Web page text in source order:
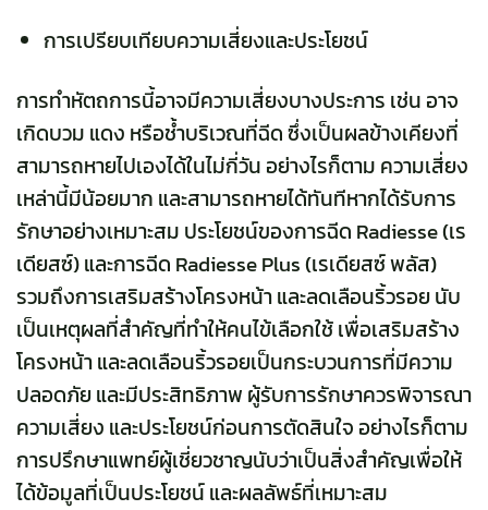
การเปรียบเทียบความเสี่ยงและประโยชน์
การทำหัตถการนี้อาจมีความเสี่ยงบางประการ เช่น อาจ
เกิดบวม แดง หรือช้ำบริเวณที่ฉีด ซึ่งเป็นผลข้างเคียงที่
สามารถหายไปเองได้ในไม่กี่วัน อย่างไรก็ตาม ความเสี่ยง
เหล่านี้มีน้อยมาก และสามารถหายได้ทันทีหากได้รับการ
รักษาอย่างเหมาะสม ประโยชน์ของการฉีด Radiesse (เร
เดียสซ์)และการฉีด Radiesse Plus (เรเดียสซ์ พลัส)
รวมถึงการเสริมสร้างโครงหน้า และลดเลือนริ้วรอย นับ
เป็นเหตุผลที่สำคัญที่ทำให้คนไข้เลือกใช้เพื่อเสริมสร้าง
โครงหน้า และลดเลือนริ้วรอยเป็นกระบวนการที่มีความ
ปลอดภัย และมีประสิทธิภาพ ผู้รับการรักษาควรพิจารณา
ความเสี่ยง และประโยชน์ก่อนการตัดสินใจ อย่างไรก็ตาม
การปรึกษาแพทย์ผู้เชี่ยวชาญนับว่าเป็นสิ่งสำคัญเพื่อให้
ได้ข้อมูลที่เป็นประโยชน์ และผลลัพธ์ที่เหมาะสม